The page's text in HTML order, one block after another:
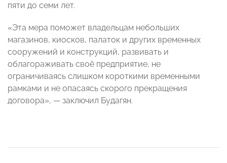
пяти до семи лет.
«Эта мера поможет владельцам небольших
магазинов, киосков, палаток и других временных
сооружений и конструкций, развивать и
облагораживать своё предприятие, не
ограничиваясь слишком короткими временными
рамками и не опасаясь скорого прекращения
договора», — заключил Будагян.